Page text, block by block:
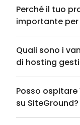
Perché il tuo
importante
Quali sono i
di hosting
Posso ospitare
su SiteGround?